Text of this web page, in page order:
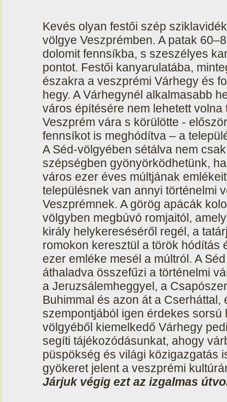
Kevés olyan festői szép
völgye Veszprémben. A patak
dolomit fennsíkba, s szeszélyes
pontot. Festői kanyarulatába,
északra a veszprémi Várhegy és
hegy. A Várhegynél alkalmasabb
város építésére nem lehetett volna
Veszprém vára s körülötte -
fennsíkot is meghódítva – a
A Séd-völgyében sétálva nem
szépségben gyönyörködhetünk,
város ezer éves múltjának
településnek van annyi történelmi
Veszprémnek. A görög apácák
völgyben megbúvó romjaitól,
király helykereséséről regél, a
romokon keresztül a török hódítás
ezer emléke mesél a múltról. A
áthaladva összefűzi a történelmi
a Jeruzsálemheggyel, a
Buhimmal és azon át a Cserháttal,
szempontjából igen érdekes sorsú
völgyéből kiemelkedő Várhegy
segíti tájékozódásunkat, ahogy
püspökség és világi közigazgatás
gyökeret jelent a veszprémi
Járjuk végig ezt az izgalmas